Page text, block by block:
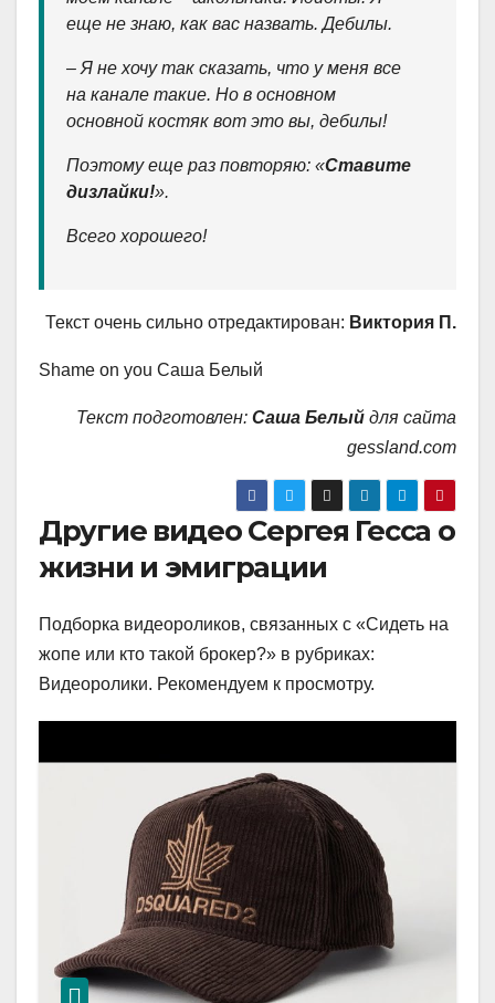
еще не знаю, как вас назвать. Дебилы.
– Я не хочу так сказать, что у меня все
на канале такие. Но в основном
основной костяк вот это вы, дебилы!
Поэтому еще раз повторяю: «Ставите
дизлайки!».
Всего хорошего!
Текст очень сильно отредактирован: Виктория П.
Shame on you Саша Белый
Текст подготовлен: Саша Белый для сайта
gessland.com
Другие видео Сергея Гесса о
жизни и эмиграции
Подборка видеороликов, связанных с «Сидеть на
жопе или кто такой брокер?» в рубриках:
Видеоролики. Рекомендуем к просмотру.